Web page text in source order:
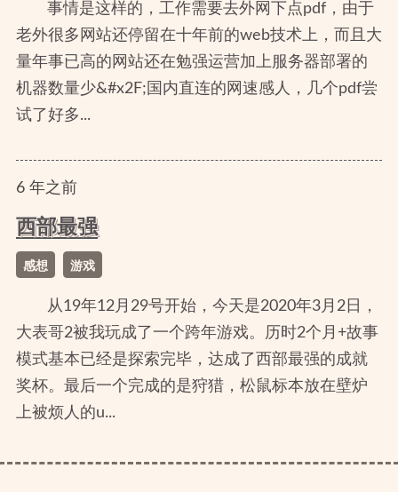
事情是这样的，工作需要去外网下点pdf，由于
老外很多网站还停留在十年前的web技术上，而且大
量年事已高的网站还在勉强运营加上服务器部署的
机器数量少&#x2F;国内直连的网速感人，几个pdf尝
试了好多...
6年之前
西部最强
感想 游戏
从19年12月29号开始，今天是2020年3月2日，
大表哥2被我玩成了一个跨年游戏。历时2个月+故事
模式基本已经是探索完毕，达成了西部最强的成就
奖杯。最后一个完成的是狩猎，松鼠标本放在壁炉
上被烦人的u...